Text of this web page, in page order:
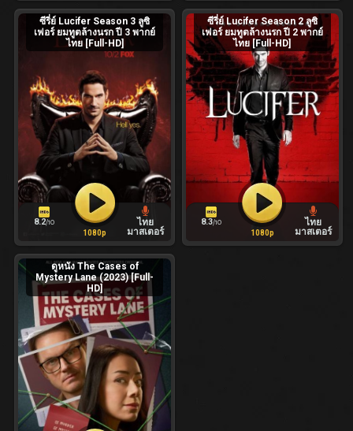
ซีรี่ย์ Lucifer Season 3 ลูซิ
เฟอร์ ยมทูตล้างนรก ปี 3 พากย์
ไทย [Full-HD]
8.2/10
ไทย
มาสเตอร์
1080p
ซีรี่ย์ Lucifer Season 2 ลูซิ
เฟอร์ ยมทูตล้างนรก ปี 2 พากย์
ไทย [Full-HD]
8.3/10
ไทย
มาสเตอร์
1080p
ดูหนัง The Cases of
Mystery Lane (2023) [Full-
HD]